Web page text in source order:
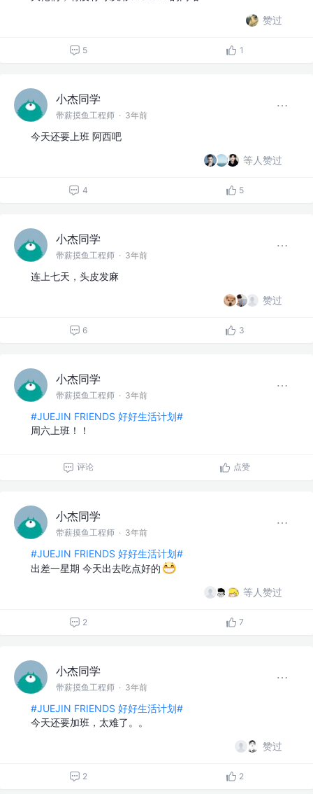
赞过
5 1
小杰同学
带薪摸鱼工程师 · 3年前
今天还要上班 阿西吧
等人赞过
4 5
小杰同学
带薪摸鱼工程师 · 3年前
连上七天，头皮发麻
赞过
6 3
小杰同学
带薪摸鱼工程师 · 3年前
#JUEJIN FRIENDS 好好生活计划#
周六上班！！
评论 点赞
小杰同学
带薪摸鱼工程师 · 3年前
#JUEJIN FRIENDS 好好生活计划#
出差一星期 今天出去吃点好的
等人赞过
2 7
小杰同学
带薪摸鱼工程师 · 3年前
#JUEJIN FRIENDS 好好生活计划#
今天还要加班，太难了。。
赞过
2 2